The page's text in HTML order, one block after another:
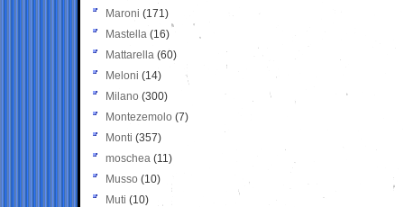
Maroni (171)
Mastella (16)
Mattarella (60)
Meloni (14)
Milano (300)
Montezemolo (7)
Monti (357)
moschea (11)
Musso (10)
Muti (10)